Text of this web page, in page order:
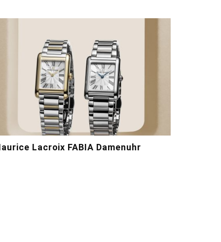
Lacroix FABIA Damenuhr